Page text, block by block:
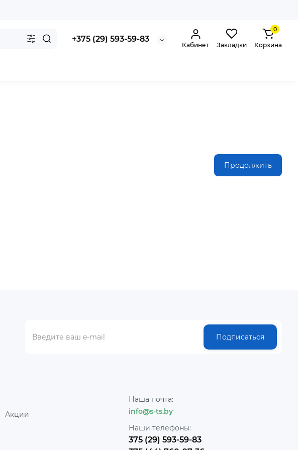
+375 (29) 593-59-83
Кабинет Закладки
0
Корзина
Продолжить
Подписаться
Акции
Наша почта:
info@s-ts.by
Наши телефоны:
375 (29) 593-59-83